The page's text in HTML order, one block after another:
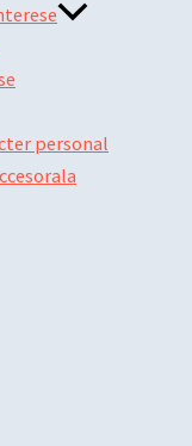
personal